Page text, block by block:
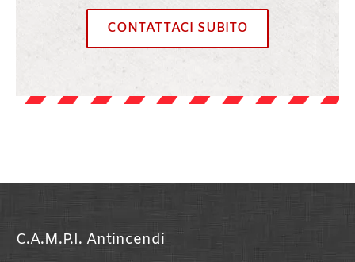
CONTATTACI SUBITO
C.A.M.P.I. Antincendi